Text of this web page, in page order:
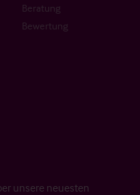
Beratung
Bewertung
unsere neuesten